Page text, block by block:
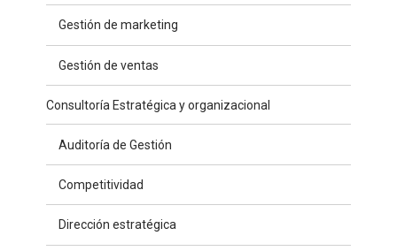
Gestión de marketing
Gestión de ventas
Consultoría Estratégica y organizacional
Auditoría de Gestión
Competitividad
Dirección estratégica